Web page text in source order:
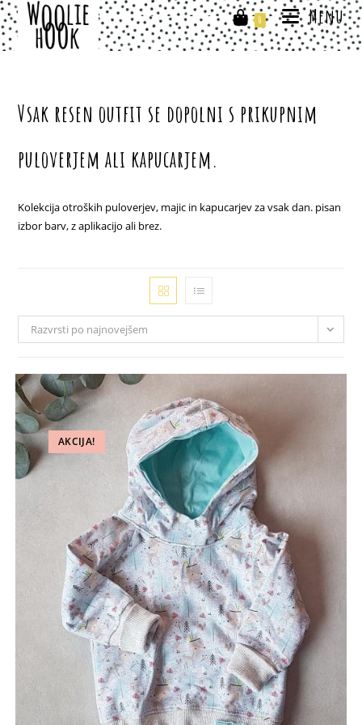
Skip
to
content
0 Menu
Vsak resen outfit se dopolni s prikupnim
puloverjem ali kapucarjem.
Kolekcija otroških puloverjev, majic in kapucarjev za vsak dan. pisan
izbor barv, z aplikacijo ali brez.
Razvrsti po najnovejšem
AKCIJA!